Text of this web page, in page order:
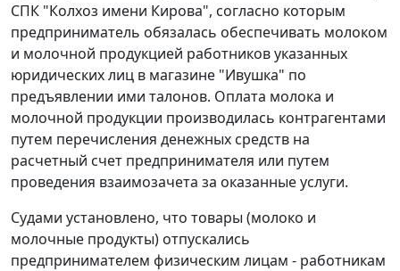
СПК "Колхоз имени Кирова", согласно которым
предприниматель обязалась обеспечивать молоком
и молочной продукцией работников указанных
юридических лиц в магазине "Ивушка" по
предъявлении ими талонов. Оплата молока и
молочной продукции производилась контрагентами
путем перечисления денежных средств на
расчетный счет предпринимателя или путем
проведения взаимозачета за оказанные услуги.
Судами установлено, что товары (молоко и
молочные продукты) отпускались
предпринимателем физическим лицам - работникам